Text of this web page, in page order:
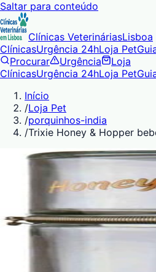
Saltar para conteúdo
Clínicas VeterináriasLisboa
ClínicasUrgência 24hLoja Pet
Procurar
Urgência
Loja
ClínicasUrgência 24hLoja Pet
Início
/Loja Pet
/porquinhos-india
/Trixie Honey & Hopper